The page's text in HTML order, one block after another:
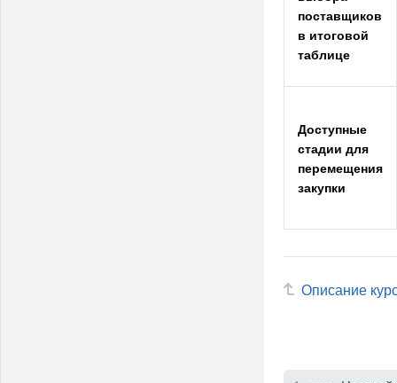
поставщиков
в итоговой
таблице
Доступные
стадии для
перемещения
закупки
Описание